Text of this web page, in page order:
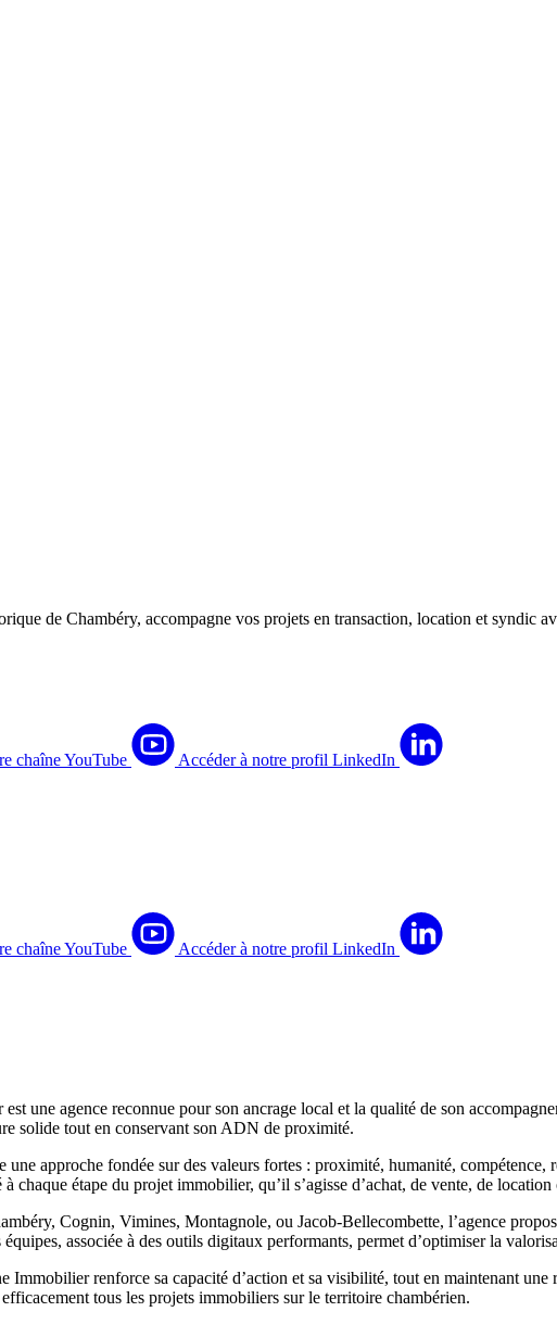
de Chambéry, accompagne vos projets en transaction, location et syndic
chaîne YouTube Accéder à notre profil LinkedIn
chaîne YouTube
Accéder à notre profil LinkedIn
une agence reconnue pour son ancrage local et la qualité de son
solide tout en conservant son ADN de proximité.
approche fondée sur des valeurs fortes : proximité, humanité, compétence,
chaque étape du projet immobilier, qu’il s’agisse d’achat, de vente, de
Cognin, Vimines, Montagnole, ou Jacob-Bellecombette, l’agence
associée à des outils digitaux performants, permet d’optimiser la
Immobilier renforce sa capacité d’action et sa visibilité, tout en maintenant
tous les projets immobiliers sur le territoire chambérien.